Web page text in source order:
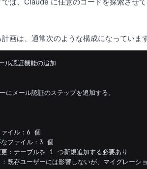
画は、通常次のような構成になっていま
ル認証機能の追加
にメール認証のステップを追加する。
既存ユーザーには影響しないが、マイグレーシ